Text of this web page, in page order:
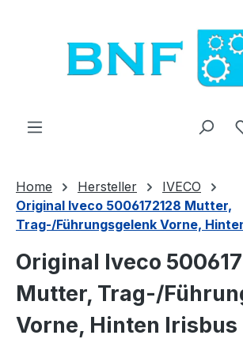
Home Hersteller
IVECO
Original Iveco 5006172128 Mutter,
Trag-/Führungsgelenk Vorne,
Original Iveco
Mutter, Trag-/
Vorne, Hinten Irisbus